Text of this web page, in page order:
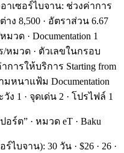
าเซอร์ไบจาน: ช่วงค่าการ
ง 8,500 · อัตราส่วน 6.67
วด · Documentation 1
/หมวด · ตัวเลขในกรอบ
การให้บริการ Starting from
หนาแฟ้ม Documentation
ง 1 · จุดเด่น 2 · โปรไฟล์ 1
ร์ต” · หมวด eT · Baku
ไบจาน): 30 วัน · $26 · 26 ·